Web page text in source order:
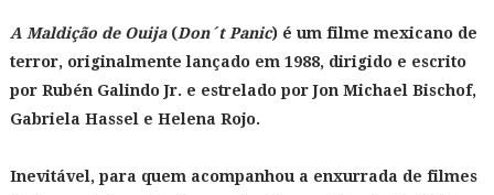
A Maldição de Ouija(Don´t Panic) é um filme mexicano de
terror, originalmente lançado em 1988, dirigido e escrito
por Rubén Galindo Jr. e estrelado por Jon Michael Bischof,
Gabriela Hassel e Helena Rojo.
Inevitável, para quem acompanhou a enxurrada de filmes